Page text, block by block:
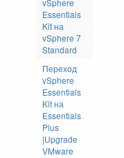
vSphere
Essentials
Kit на
vSphere 7
Standard
Переход
vSphere
Essentials
Kit на
Essentials
Plus
|Upgrade
VMware